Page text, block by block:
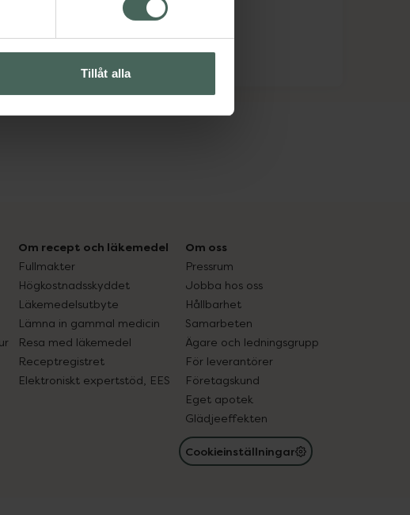
Tillåt alla
Om recept och läkemedel
Fullmakter
Högkostnadsskyddet
Läkemedelsutbyte
Lämna in gammal medicin
Resa med läkemedel
Receptregistret
Elektroniskt expertstöd, EES
Om oss
Pressrum
Jobba hos oss
Hållbarhet
Samarbeten
Ägare och ledningsgrupp
För leverantörer
Företagskund
Eget apotek
Glädjeeffekten
Cookieinställningar